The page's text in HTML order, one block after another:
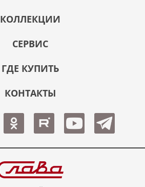
КОЛЛЕКЦИИ
СЕРВИС
ГДЕ КУПИТЬ
КОНТАКТЫ